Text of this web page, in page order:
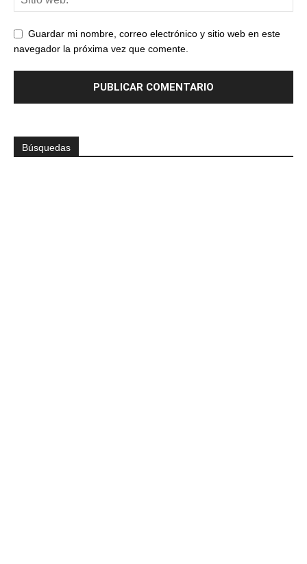
Guardar mi nombre, correo electrónico y sitio web en este
navegador la próxima vez que comente.
Búsquedas